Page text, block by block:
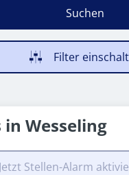
Suchen
Filter
in Wesseling
Jetzt Stellen-Alarm